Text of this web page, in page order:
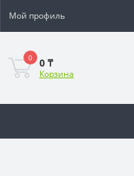
Мой профиль
0 0 ₸
Корзина